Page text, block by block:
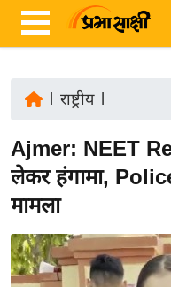
ज़ा
ख
र
रा
ष्ट्री
राष्ट्रीय|
Ajmer: NEET
लेकर हंगामा,
मामला